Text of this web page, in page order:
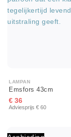
LAMPAN
Emsfors 43cm
€ 36
Adviesprijs € 60